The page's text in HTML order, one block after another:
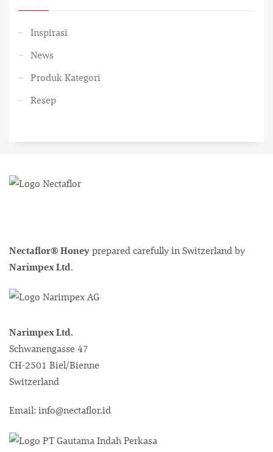
Inspirasi
News
Produk Kategori
Resep
Nectaflor® Honey prepared carefully in Switzerland by
Narimpex Ltd.
Narimpex Ltd.
Schwanengasse 47
CH-2501 Biel/Bienne
Switzerland
Email: info@nectaflor.id